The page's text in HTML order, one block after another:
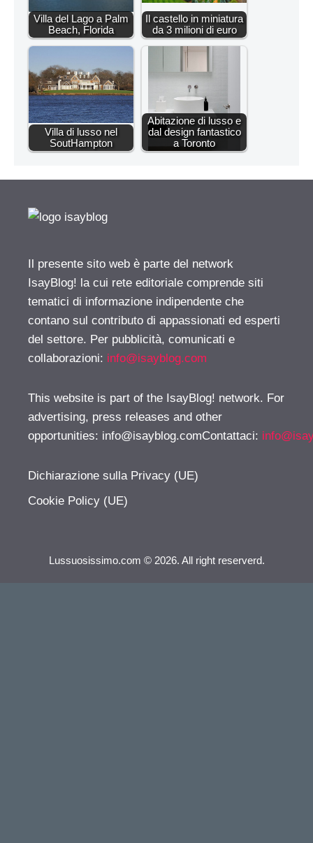
Villa del Lago a Palm
Beach, Florida
Il castello in miniatura
da 3 milioni di euro
Villa di lusso nel
SoutHampton
Abitazione di lusso e
dal design fantastico
a Toronto
Il presente sito web è parte del network
IsayBlog! la cui rete editoriale comprende siti
tematici di informazione indipendente che
contano sul contributo di appassionati ed esperti
del settore. Per pubblicità, comunicati e
collaborazioni: info@isayblog.com
This website is part of the IsayBlog! network. For
advertising, press releases and other
opportunities: info@isayblog.comContattaci:
Dichiarazione sulla Privacy (UE)
Cookie Policy (UE)
Lussuosissimo.com © 2026. All right reserverd.